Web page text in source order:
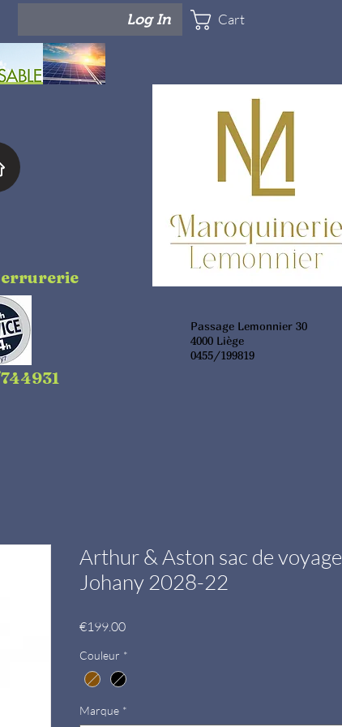
Log In Cart
Passage Lemonnier 30
4000 Liège
0455/199819
Arthur & Aston sac de voyage
Johany 2028-22
€199.00Price
Couleur *
Marque *